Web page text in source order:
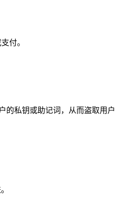
付。
的私钥或助记词，从而盗取用户